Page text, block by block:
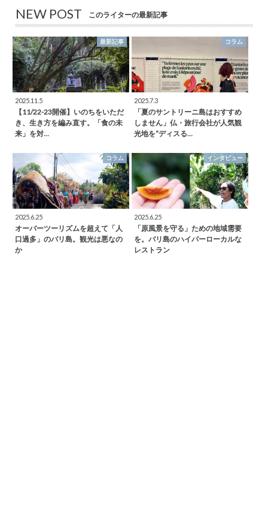
NEW POST このライターの最新記事
最新記事
2025.11.5
【11/22-23開催】いのちをいただ
き、生き方を編み直す。「食の未
来」を対…
コラム
2025.7.3
「夏のサントリーニ島はおすすめ
しません」仏・旅行会社が人気観
光地を“ディスる…
コラム
2025.6.25
オーバーツーリズムを超えて「人
口過多」のバリ島。観光は悪なの
か
インタビュー
2025.6.25
「原風景を守る」ための地域需要
を。バリ島のハイパーローカルな
レストラン